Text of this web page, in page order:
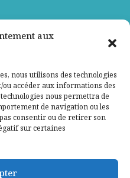
aux
nous utilisons des technologies
ou accéder aux informations des
nous permettra de
de navigation ou les
consentir ou de retirer son
sur certaines